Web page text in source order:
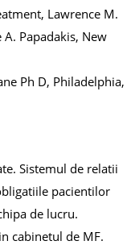
Lawrence M.
Papadakis, New
Ph D, Philadelphia,
Sistemul de relatii
pacientilor
de lucru.
cabinetul de MF.